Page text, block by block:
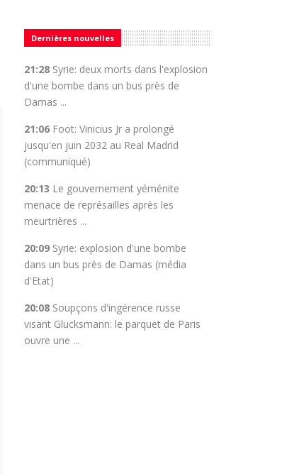
Dernières nouvelles
21:28 Syrie: deux morts dans l'explosion
d'une bombe dans un bus près de
Damas ...
21:06 Foot: Vinicius Jr a prolongé
jusqu'en juin 2032 au Real Madrid
(communiqué)
20:13 Le gouvernement yéménite
menace de représailles après les
meurtrières ...
20:09 Syrie: explosion d'une bombe
dans un bus près de Damas (média
d'Etat)
20:08 Soupçons d'ingérence russe
visant Glucksmann: le parquet de Paris
ouvre une ...